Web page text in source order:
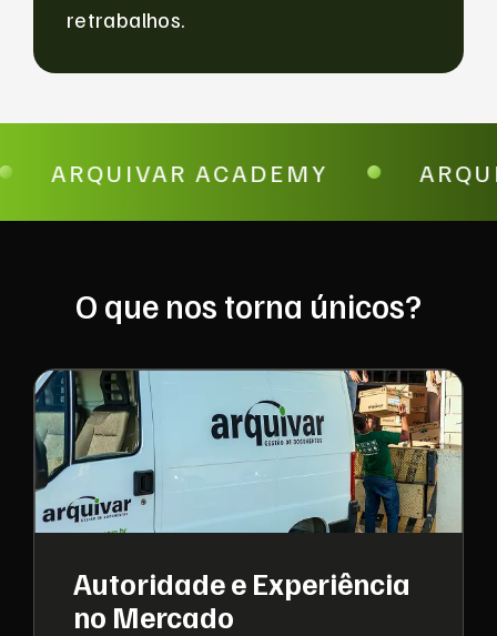
retrabalhos.
ARQUIVAR ACADEMY
O que nos torna únicos?
Autoridade e Experiência
no Mercado